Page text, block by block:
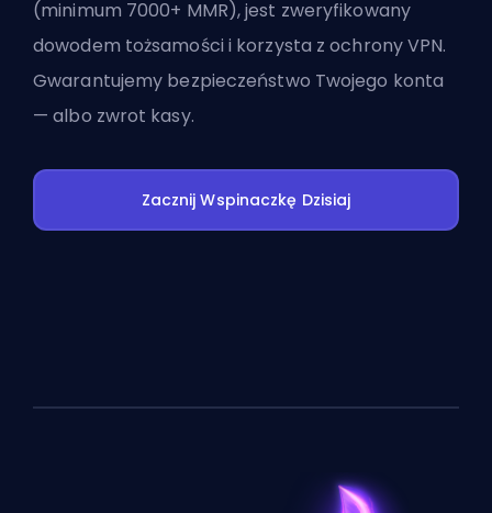
(minimum 7000+ MMR), jest zweryfikowany
dowodem tożsamości i korzysta z ochrony VPN.
Gwarantujemy bezpieczeństwo Twojego konta
— albo zwrot kasy.
Zacznij Wspinaczkę Dzisiaj